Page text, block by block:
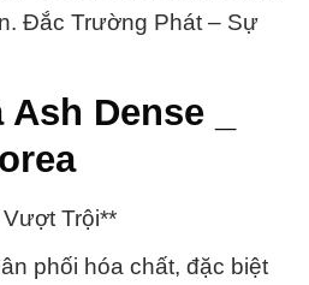
Đắc Trường Phát – Sự
Dense _
Trội**
phối hóa chất, đặc biệt